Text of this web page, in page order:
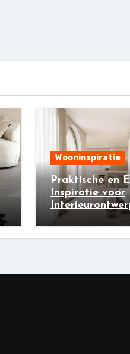
Wooninspiratie
Praktische en
Inspiratie voor